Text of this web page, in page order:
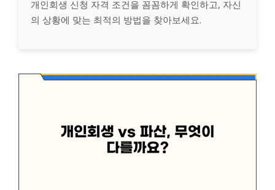
개인회생 신청 자격 조건을 꼼꼼하게 확인하고, 자신
의 상황에 맞는 최적의 방법을 찾아보세요.